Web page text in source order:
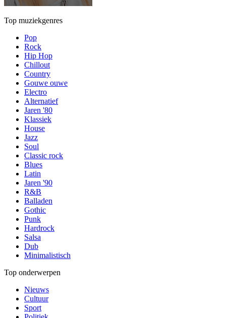
Top muziekgenres
Pop
Rock
Hip Hop
Chillout
Country
Gouwe ouwe
Electro
Alternatief
Jaren '80
Klassiek
House
Jazz
Soul
Classic rock
Blues
Latin
Jaren '90
R&B
Balladen
Gothic
Punk
Hardrock
Salsa
Dub
Minimalistisch
Top onderwerpen
Nieuws
Cultuur
Sport